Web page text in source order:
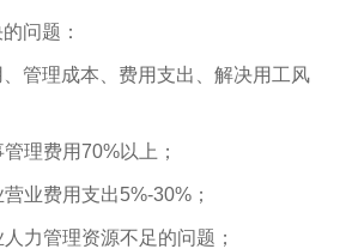
问题：
管理成本、费用支出、解决用工风
理费用70%以上；
业费用支出5%-30%；
力管理资源不足的问题；